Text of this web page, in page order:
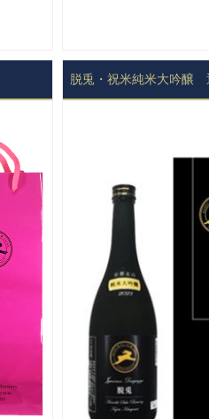
脱兎・祝米純米大吟醸